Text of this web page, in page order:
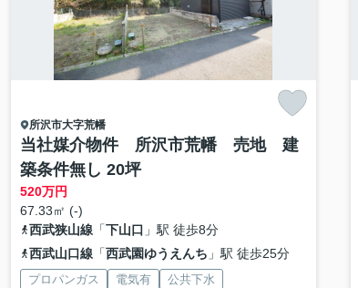
所沢市大字荒幡
当社媒介物件 所沢市荒幡 売地 建
築条件無し 20坪
520万円
67.33㎡ (-)
西武狭山線「下山口 」駅 徒歩8分
西武山口線「西武園ゆうえんち 」駅 徒歩25分
プロパンガス 電気有 公共下水